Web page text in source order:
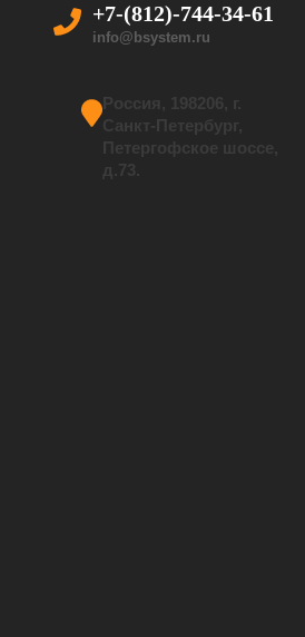
+7-(812)-744-34-61
info@bsystem.ru
Россия, 198206, г.
Санкт-Петербург,
д.73.